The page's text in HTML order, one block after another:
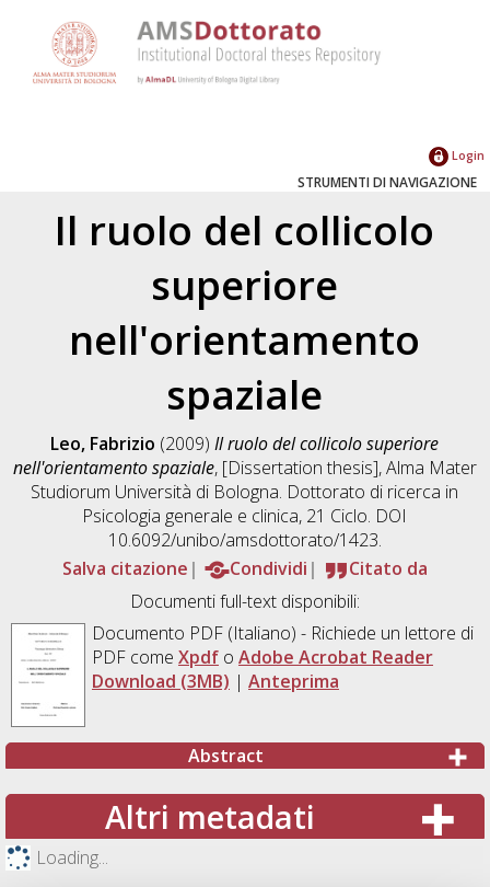
Login
STRUMENTI DI NAVIGAZIONE
Il ruolo del collicolo
superiore
nell'orientamento
spaziale
Leo, Fabrizio (2009)Il ruolo del collicolo superiore
nell'orientamento spaziale, [Dissertation thesis], Alma Mater
Studiorum Università di Bologna. Dottorato di ricerca in
Psicologia generale e clinica, 21 Ciclo. DOI
10.6092/unibo/amsdottorato/1423.
Salva citazione
Condividi
Citato da
Documenti full-text disponibili:
Documento PDF(Italiano) - Richiede un lettore di
PDF come Xpdfo Adobe Acrobat Reader
Download (3MB) | Anteprima
Abstract
Altri metadati
Loading...